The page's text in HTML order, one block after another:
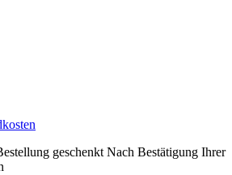
geschenkt Nach Bestätigung Ihrer